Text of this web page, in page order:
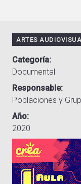
ARTES
Categoría
Documental
Responsable
Poblaciones y
Año
2020